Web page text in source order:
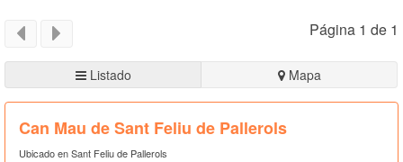
Página 1 de 1
Listado Mapa
Can Mau de Sant Feliu de Pallerols
Ubicado en Sant Feliu de Pallerols